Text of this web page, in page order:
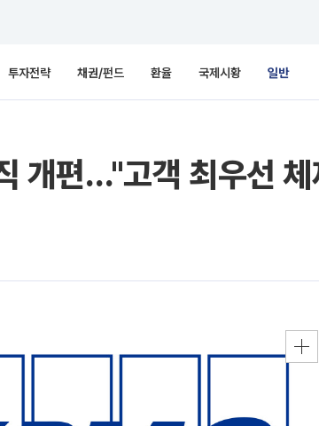
투자전략 채권/펀드 환율 국제시황 일반
개편…"고객 최우선